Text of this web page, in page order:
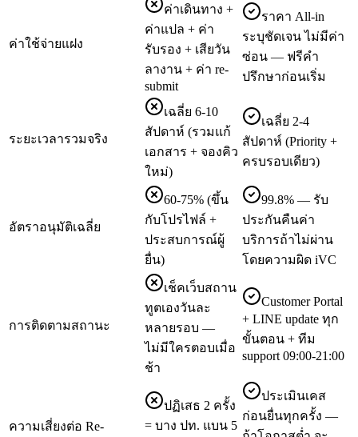
ค่าใช้จ่ายแฝง
ค่าเดินทาง +
ค่าแปล + ค่า
รับรอง + เสียวัน
ลางาน + ค่า re-
submit
ราคา All-in
ระบุชัดเจน ไม่มีค่า
ซ่อน — ฟรีคำ
ปรึกษาก่อนเริ่ม
ระยะเวลารวมจริง
เฉลี่ย 6-10
สัปดาห์ (รวมแก้
เอกสาร + จองคิว
ใหม่)
เฉลี่ย 2-4
สัปดาห์ (Priority +
ครบรอบเดียว)
อัตราอนุมัติเฉลี่ย
60-75% (ขึ้น
กับโปรไฟล์ +
ประสบการณ์ผู้
ยื่น)
99.8% — รับ
ประกันคืนค่า
บริการถ้าไม่ผ่าน
โดยความผิด iVC
การติดตามสถานะ
เช็คเว็บสถาน
ทูตเองวันละ
หลายรอบ —
ไม่มีใครตอบเมื่อ
ช้า
Customer Portal
+ LINE update ทุก
ขั้นตอน + ทีม
support 09:00-21:00
ความเสี่ยงต่อ Re-
ปฏิเสธ 2 ครั้ง
= บาง ปท. แบน 5
ประเมินเคส
ก่อนยื่นทุกครั้ง —